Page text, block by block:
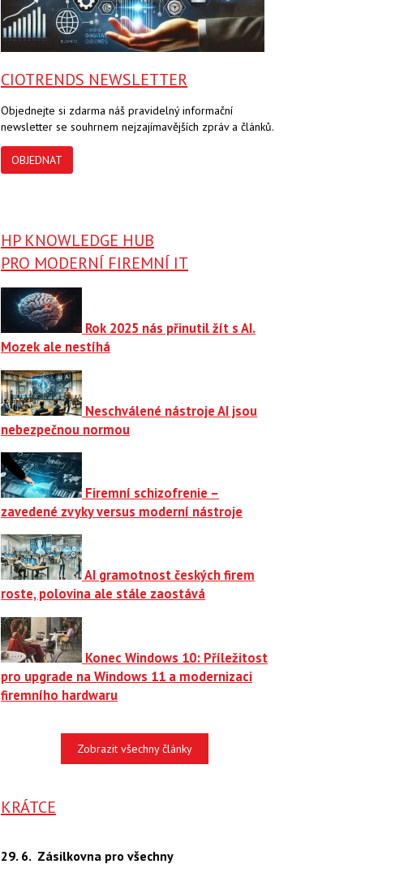
CIOTRENDS NEWSLETTER
Objednejte si zdarma náš pravidelný informační
newsletter se souhrnem nejzajímavějších zpráv a článků.
OBJEDNAT
HP KNOWLEDGE HUB
PRO MODERNÍ FIREMNÍ IT
Rok 2025 nás přinutil žít s AI.
Mozek ale nestíhá
Neschválené nástroje AI jsou
nebezpečnou normou
Firemní schizofrenie –
zavedené zvyky versus moderní nástroje
AI gramotnost českých firem
roste, polovina ale stále zaostává
Konec Windows 10: Příležitost
pro upgrade na Windows 11 a modernizaci
firemního hardwaru
Zobrazit všechny články
KRÁTCE
29. 6. Zásilkovna pro všechny